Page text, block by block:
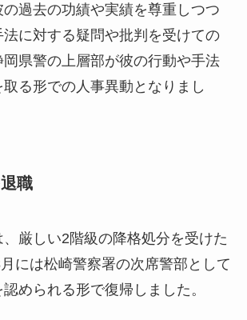
過去の功績や実績を尊重しつつ
法に対する疑問や批判を受けての
岡県警の上層部が彼の行動や手法
る形での人事異動となりまし
職
厳しい2階級の降格処分を受けた
には松崎警察署の次席警部として
められる形で復帰しました。